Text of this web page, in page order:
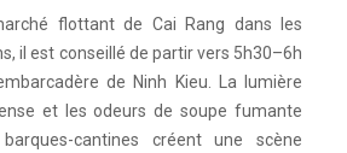
flottant de Cai Rang dans les
il est conseillé de partir vers 5h30–6h
de Ninh Kieu. La lumière
et les odeurs de soupe fumante
cantines créent une scène